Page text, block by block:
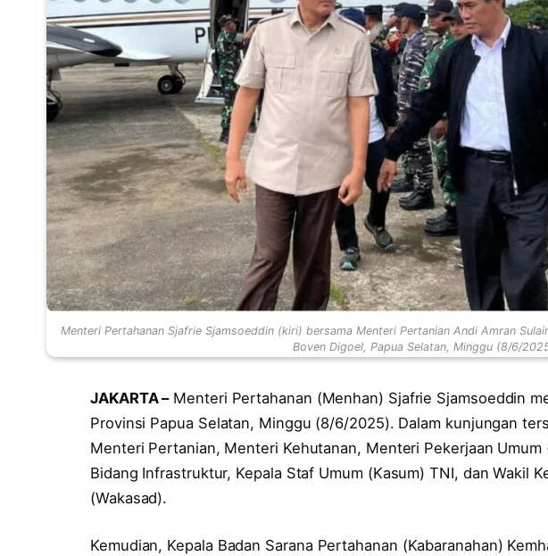
Menteri Pertahanan Sjafrie Sjamsoeddin (kiri) bersama Menteri Pertanian Andi Amran
Boven Digoel, Papua Selatan, Minggu (8/6/
JAKARTA –Menteri Pertahanan (Menhan) Sjafrie Sjamsoeddin
Provinsi Papua Selatan, Minggu (8/6/2025). Dalam kunjungan
Menteri Pertanian, Menteri Kehutanan, Menteri Pekerjaan
Bidang Infrastruktur, Kepala Staf Umum (Kasum) TNI, dan Wakil
(Wakasad).
Kemudian, Kepala Badan Sarana Pertahanan (Kabaranahan)